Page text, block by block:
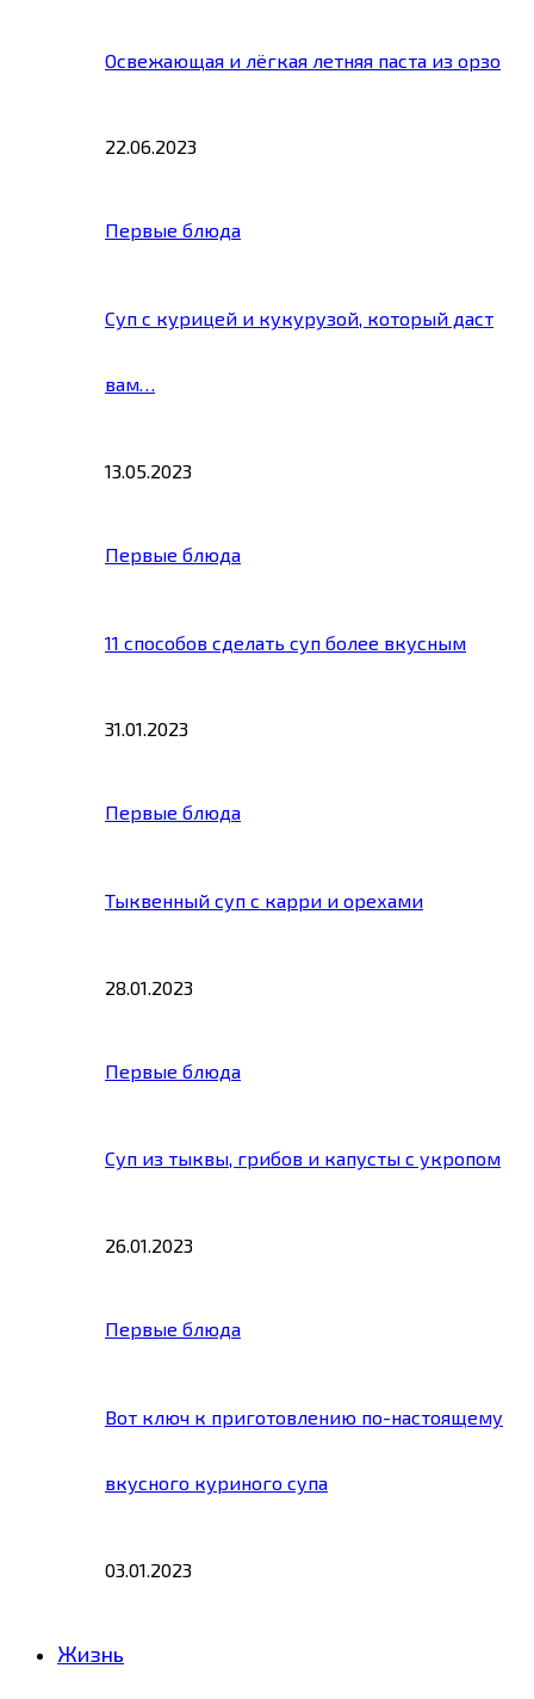
Освежающая и лёгкая летняя паста из орзо
22.06.2023
Первые блюда
Суп с курицей и кукурузой, который даст
вам…
13.05.2023
Первые блюда
11 способов сделать суп более вкусным
31.01.2023
Первые блюда
Тыквенный суп с карри и орехами
28.01.2023
Первые блюда
Суп из тыквы, грибов и капусты с укропом
26.01.2023
Первые блюда
Вот ключ к приготовлению по-настоящему
вкусного куриного супа
03.01.2023
Жизнь